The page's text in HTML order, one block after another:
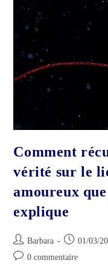
Comment
vérité sur le
amoureux
explique
Auteur/autrice
de
Barbara
Publication
publiée :
01/03/
Commentaires
0 commentaire